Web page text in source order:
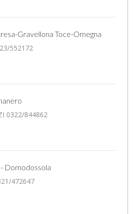
Gravellona Toce-Omegna
552172
0322/844862
Domodossola
472647